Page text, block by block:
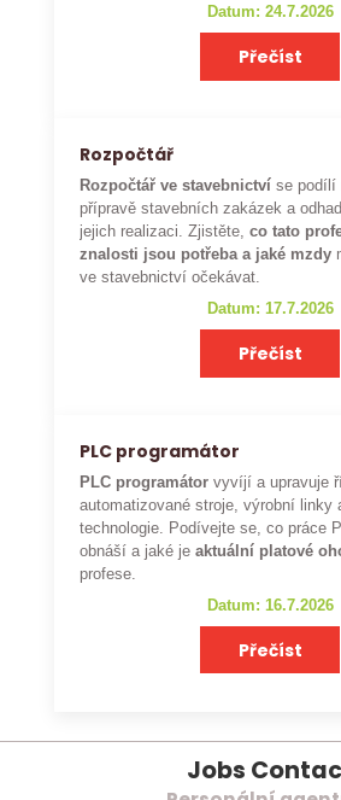
Datum: 24.7.2026
Přečíst
Rozpočtář
Rozpočtář ve stavebnictví se podílí
přípravě stavebních zakázek a
jejich realizaci. Zjistěte,co tato
znalosti jsou potřeba a jaké mzdy
ve stavebnictví očekávat.
Datum: 17.7.2026
Přečíst
PLC programátor
PLC programátor vyvíjí a upravuje
automatizované stroje, výrobní linky
technologie. Podívejte se, co práce
obnáší a jaké je aktuální platové
profese.
Datum: 16.7.2026
Přečíst
Jobs